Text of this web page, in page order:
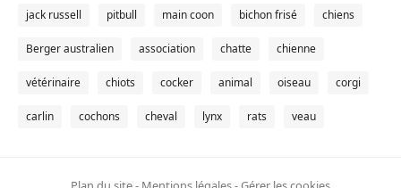
jack russell pitbull main coon bichon frisé chiens
Berger australien association chatte chienne
vétérinaire chiots cocker animal oiseau corgi
carlin cochons cheval lynx rats veau